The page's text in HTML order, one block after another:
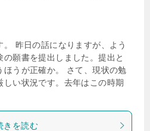
昨日の話になりますが、よう
願書を提出しました。提出と
ほうが正確か。 さて、現状の勉
い状況です。去年はこの時期
きを読む